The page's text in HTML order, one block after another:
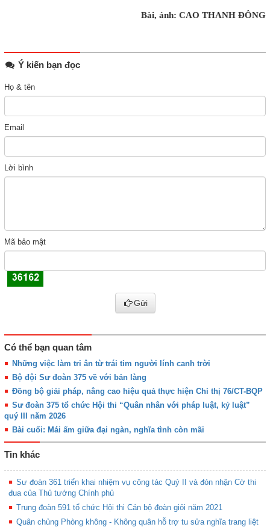
Bài, ảnh: CAO THANH ĐÔNG
Ý kiến bạn đọc
Họ & tên
Email
Lời bình
Mã bảo mật
Gửi
Có thể bạn quan tâm
Những việc làm tri ân từ trái tim người lính canh trời
Bộ đội Sư đoàn 375 về với bản làng
Đồng bộ giải pháp, nâng cao hiệu quả thực hiện Chỉ thị 76/CT-BQP
Sư đoàn 375 tổ chức Hội thi “Quân nhân với pháp luật, kỷ luật”
quý III năm 2026
Bài cuối: Mái ấm giữa đại ngàn, nghĩa tình còn mãi
Tin khác
Sư đoàn 361 triển khai nhiệm vụ công tác Quý II và đón nhận Cờ thi
đua của Thủ tướng Chính phủ
Trung đoàn 591 tổ chức Hội thi Cán bộ đoàn giỏi năm 2021
Quân chủng Phòng không - Không quân hỗ trợ tu sửa nghĩa trang liệt